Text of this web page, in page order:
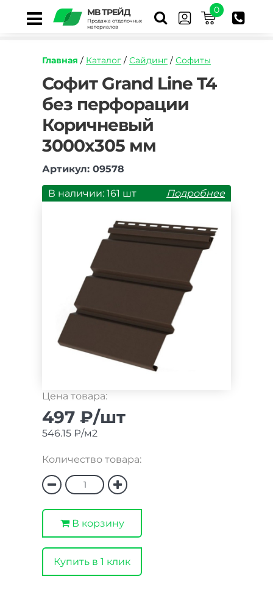
МВ ТРЕЙД
Продажа отделочных
материалов
0
Главная / Каталог / Сайдинг / Софиты
https://mvtrade.ru/images/id/normal/sofit-
grand-
line-
t4-
bez-
perforacii-
korichnevyy-
mm.jpg
Софит Grand Line T4
без перфорации
Коричневый
3000х305 мм
Артикул: 09578
В наличии: 161 шт Подробнее
Цена товара:
497 ₽/шт
546.15 ₽/м2
Количество товара:
В корзину
Купить в 1 клик